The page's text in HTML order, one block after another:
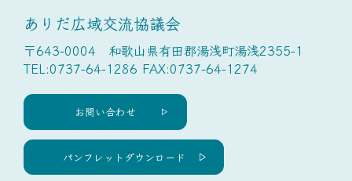
ありだ広域交流協議会
〒643-0004 和歌山県有田郡湯浅町湯浅2355-1
TEL:0737-64-1286 FAX:0737-64-1274
お問い合わせ
パンフレットダウンロード